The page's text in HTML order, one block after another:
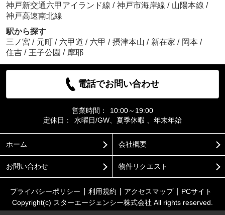
神戸新交通六甲アイランド線 / 神戸市海岸線 / 山陽本線 /
神戸高速南北線
駅から探す
三ノ宮 / 元町 / 六甲道 / 六甲 / 摂津本山 / 新在家 / 岡本 /
住吉 / 王子公園 / 摩耶
電話でお問い合わせ
営業時間：
10:00～19:00
定休日：
水曜日/GW、夏季休暇 、年末年始
ホーム 会社概要
お問い合わせ 物件リクエスト
プライバシーポリシー 利用規約 アクセスマップ
PCサイト
Copyright(c) スターエージェンシー株式会社 All rights reserved.